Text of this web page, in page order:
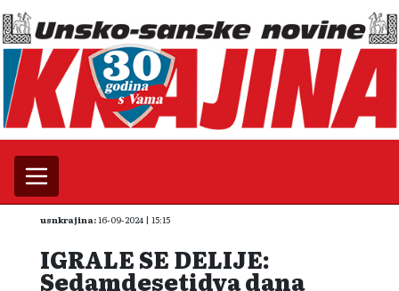
usnkrajina:16-09-2024 | 15:15
IGRALE SE DELIJE:
Sedamdesetidva dana